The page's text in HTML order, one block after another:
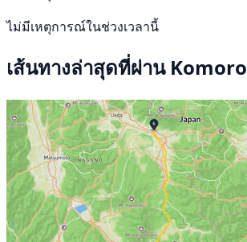
ไม่มีเหตุการณ์ในช่วงเวลานี้
เส้นทางล่าสุดที่ผ่าน Komoro